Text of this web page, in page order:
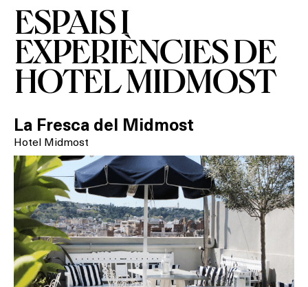
ESPAIS I
EXPERIÈNCIES DE
HOTEL MIDMOST
La Fresca del Midmost
Hotel Midmost